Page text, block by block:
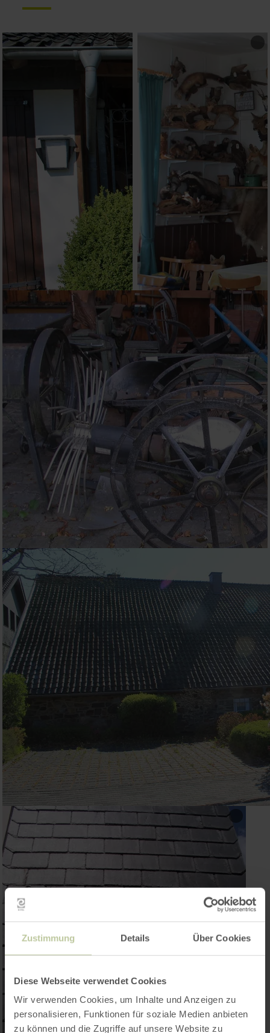
Zustimmung Details Über Cookies
Diese Webseite verwendet Cookies
Wir verwenden Cookies, um Inhalte und Anzeigen zu
personalisieren, Funktionen für soziale Medien anbieten
zu können und die Zugriffe auf unsere Website zu